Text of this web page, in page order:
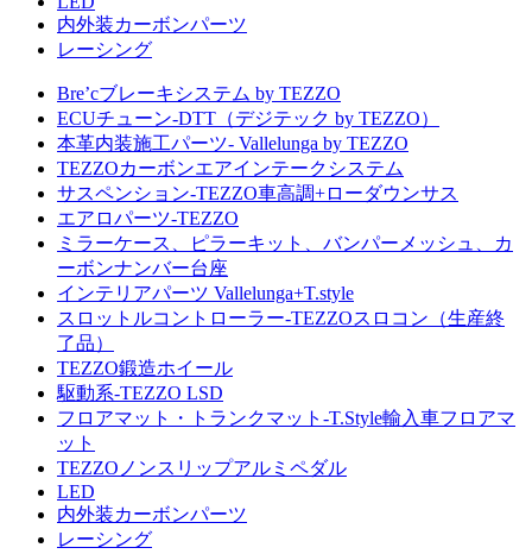
内外装カーボンパーツ
レーシング
Bre’cブレーキシステム by TEZZO
ECUチューン-DTT（デジテック by TEZZO）
本革内装施工パーツ- Vallelunga by TEZZO
TEZZOカーボンエアインテークシステム
サスペンション-TEZZO車高調+ローダウンサス
エアロパーツ-TEZZO
ミラーケース、ピラーキット、バンパーメッシュ、カ
ーボンナンバー台座
インテリアパーツ Vallelunga+T.style
スロットルコントローラー-TEZZOスロコン（生産終
了品）
TEZZO鍛造ホイール
駆動系-TEZZO LSD
フロアマット・トランクマット-T.Style輸入車フロアマ
ット
TEZZOノンスリップアルミペダル
LED
内外装カーボンパーツ
レーシング